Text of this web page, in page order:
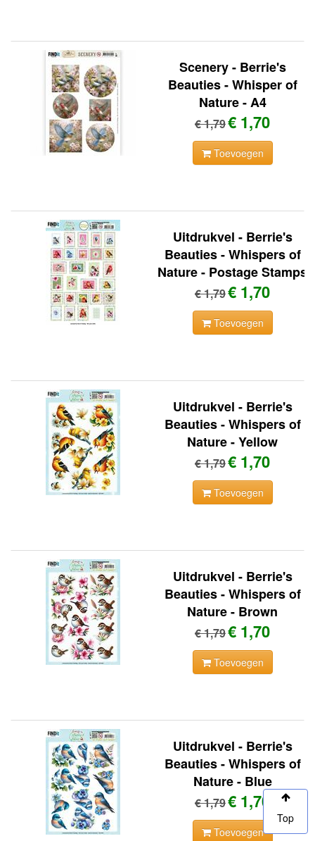
Scenery - Berrie's
Beauties - Whisper of
Nature - A4
€ 1,79€ 1,70
Toevoegen
Uitdrukvel - Berrie's
Beauties - Whispers of
Nature - Postage Stamps
€ 1,79€ 1,70
Toevoegen
Uitdrukvel - Berrie's
Beauties - Whispers of
Nature - Yellow
€ 1,79€ 1,70
Toevoegen
Uitdrukvel - Berrie's
Beauties - Whispers of
Nature - Brown
€ 1,79€ 1,70
Toevoegen
Uitdrukvel - Berrie's
Beauties - Whispers of
Nature - Blue
€ 1,79€ 1,70
Toevoegen
Top